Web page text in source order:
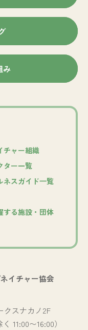
み
チャー組織
ター一覧
ネスガイド⼀覧
する施設・団体
イチャー協会
クスナカノ2F
11:00〜16:00）